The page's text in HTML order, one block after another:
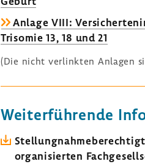
Anlage VIII:
Trisomie 13, 18 und 21
(Die nicht verlinkten Anlagen
Weiterführende
organisierten